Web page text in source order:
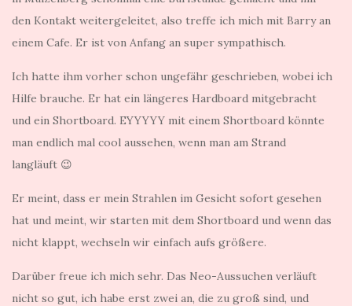
den Kontakt weitergeleitet, also treffe ich mich mit Barry an
einem Cafe. Er ist von Anfang an super sympathisch.
Ich hatte ihm vorher schon ungefähr geschrieben, wobei ich
Hilfe brauche. Er hat ein längeres Hardboard mitgebracht
und ein Shortboard. EYYYYY mit einem Shortboard könnte
man endlich mal cool aussehen, wenn man am Strand
langläuft 😉
Er meint, dass er mein Strahlen im Gesicht sofort gesehen
hat und meint, wir starten mit dem Shortboard und wenn das
nicht klappt, wechseln wir einfach aufs größere.
Darüber freue ich mich sehr. Das Neo-Aussuchen verläuft
nicht so gut, ich habe erst zwei an, die zu groß sind, und